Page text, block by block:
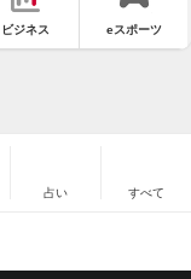
ビジネス eスポーツ
占い すべて